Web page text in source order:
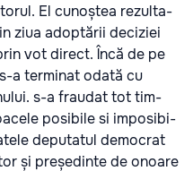
El cunoș­tea rezul­ta­
ziua adop­tă­rii deci­zi­ei
vot direct. Încă de pe
a ter­mi­nat oda­tă cu
s-a fra­u­dat tot tim­
posi­bi­le si impo­si­bi­
depu­ta­tul demo­crat
și pre­șe­din­te de onoa­re